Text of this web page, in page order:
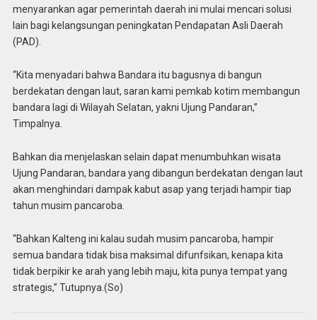
menyarankan agar pemerintah daerah ini mulai mencari solusi
lain bagi kelangsungan peningkatan Pendapatan Asli Daerah
(PAD).
“Kita menyadari bahwa Bandara itu bagusnya di bangun
berdekatan dengan laut, saran kami pemkab kotim membangun
bandara lagi di Wilayah Selatan, yakni Ujung Pandaran,”
Timpalnya.
Bahkan dia menjelaskan selain dapat menumbuhkan wisata
Ujung Pandaran, bandara yang dibangun berdekatan dengan laut
akan menghindari dampak kabut asap yang terjadi hampir tiap
tahun musim pancaroba.
“Bahkan Kalteng ini kalau sudah musim pancaroba, hampir
semua bandara tidak bisa maksimal difunfsikan, kenapa kita
tidak berpikir ke arah yang lebih maju, kita punya tempat yang
strategis,” Tutupnya.(So)